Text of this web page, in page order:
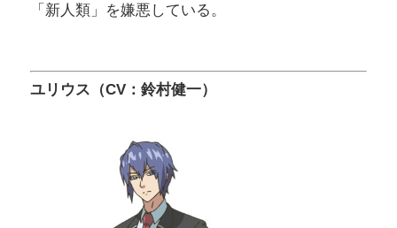
「新人類」を嫌悪している。
ユリウス（CV：鈴村健一）